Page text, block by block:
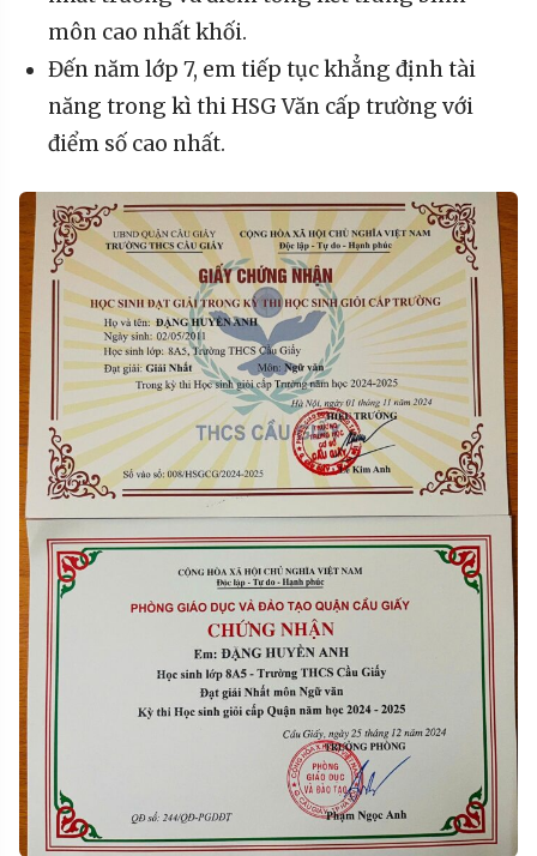
môn cao nhất khối.
Đến năm lớp 7, em tiếp tục khẳng định tài
năng trong kì thi HSG Văn cấp trường với
điểm số cao nhất.